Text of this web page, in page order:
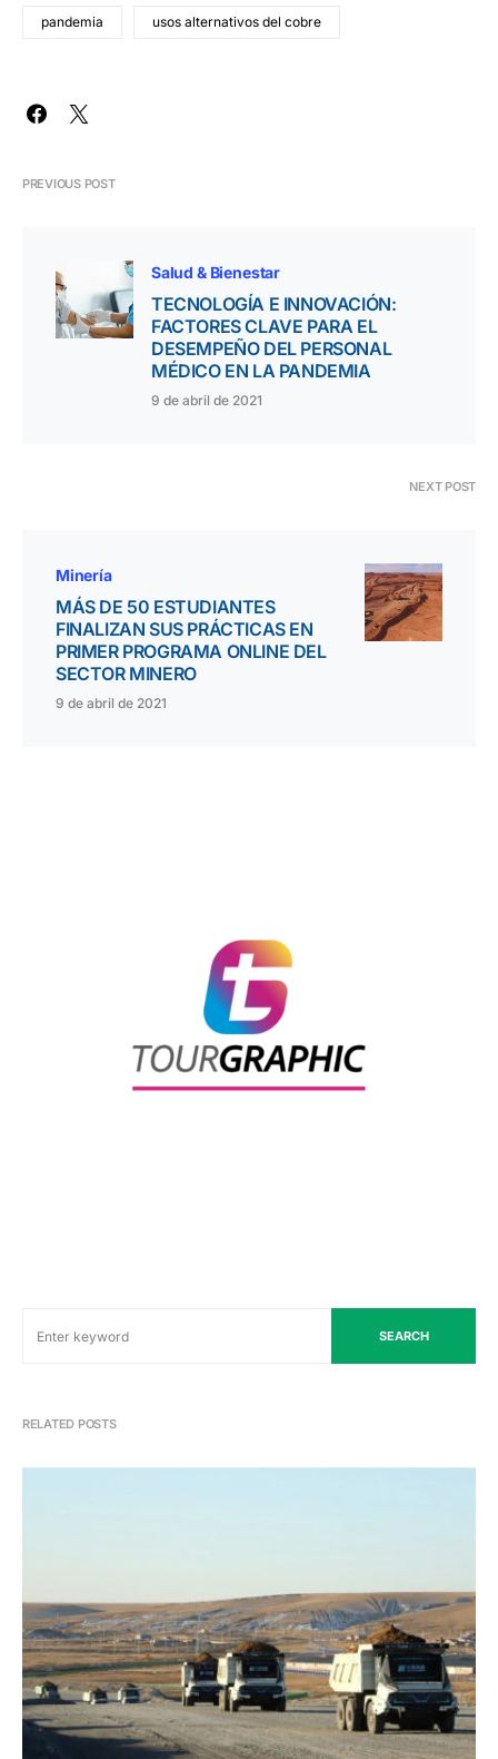
pandemia usos alternativos del cobre
PREVIOUS POST
Salud & Bienestar
TECNOLOGÍA E INNOVACIÓN:
FACTORES CLAVE PARA EL
DESEMPEÑO DEL PERSONAL
MÉDICO EN LA PANDEMIA
9 de abril de 2021
NEXT POST
Minería
MÁS DE 50 ESTUDIANTES
FINALIZAN SUS PRÁCTICAS EN
PRIMER PROGRAMA ONLINE DEL
SECTOR MINERO
9 de abril de 2021
SEARCH
RELATED POSTS